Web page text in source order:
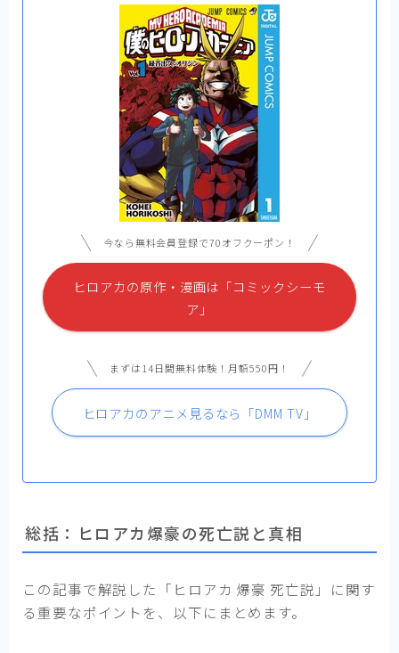
今なら無料会員登録で70オフクーポン！
ヒロアカの原作・漫画は「コミックシーモ
ア」
まずは14日間無料体験！月額550円！
ヒロアカのアニメ見るなら「DMM TV」
総括：ヒロアカ爆豪の死亡説と真相
この記事で解説した「ヒロアカ 爆豪 死亡説」に関す
る重要なポイントを、以下にまとめます。